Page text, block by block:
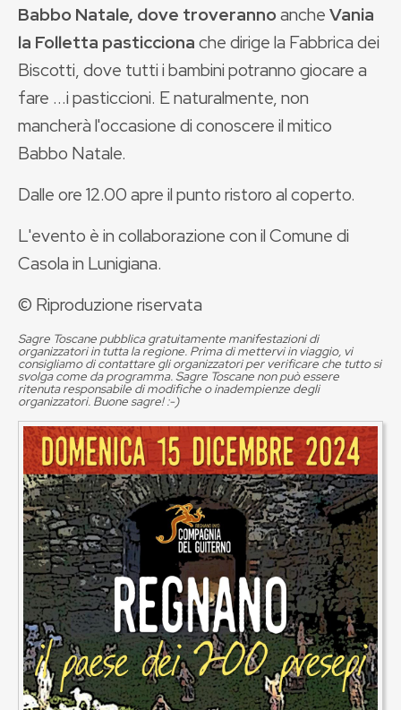
Babbo Natale, dove troverannoancheVania
la Folletta pasticcionache dirige la Fabbrica dei
Biscotti, dove tutti i bambini potranno giocare a
fare ...i pasticcioni. E naturalmente, non
mancherà l'occasione di conoscere il mitico
Babbo Natale.
Dalle ore 12.00 apre il punto ristoro al coperto.
L'evento è in collaborazione con il Comune di
Casola in Lunigiana.
© Riproduzione riservata
Sagre Toscane pubblica gratuitamente manifestazioni di
organizzatori in tutta la regione. Prima di mettervi in viaggio, vi
consigliamo di contattare gli organizzatori per verificare che tutto si
svolga come da programma. Sagre Toscane non può essere
ritenuta responsabile di modifiche o inadempienze degli
organizzatori. Buone sagre! :-)